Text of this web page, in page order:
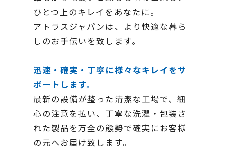
ひとつ上のキレイをあなたに。
アトラスジャパンは、より快適な暮ら
しのお手伝いを致します。
迅速・確実・丁寧に様々なキレイをサ
ポートします。
最新の設備が整った清潔な工場で、細
心の注意を払い、丁寧な洗濯・包装さ
れた製品を万全の態勢で確実にお客様
の元へお届け致します。